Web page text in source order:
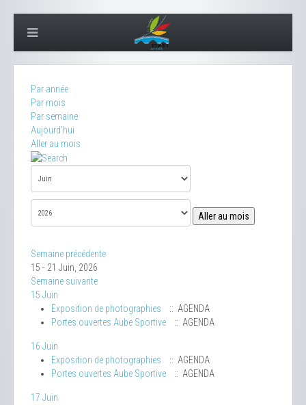
Par année
Par mois
Par semaine
Aujourd'hui
Aller au mois
Aller au mois
Semaine précédente
15 - 21 Juin, 2026
Semaine suivante
15 Juin
Exposition de photographies
:: AGENDA
Portes ouvertes Aube Sportive
:: AGENDA
16 Juin
Exposition de photographies
:: AGENDA
Portes ouvertes Aube Sportive
:: AGENDA
17 Juin